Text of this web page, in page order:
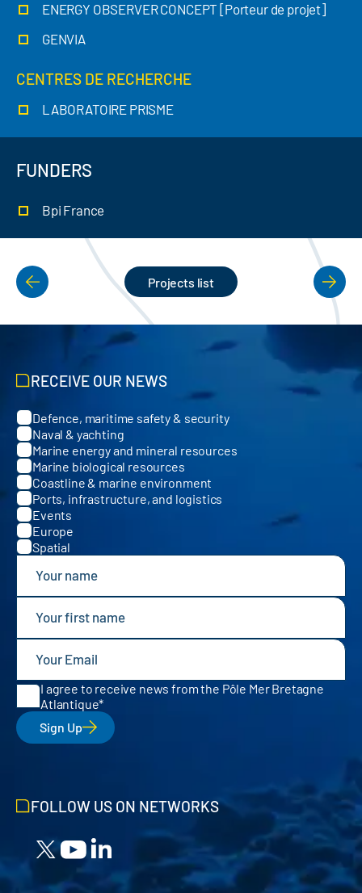
ENERGY OBSERVER CONCEPT [Porteur de projet]
GENVIA
CENTRES DE RECHERCHE
LABORATOIRE PRISME
FUNDERS
Bpi France
PAGINATION
Projects list
RECEIVE OUR NEWS
Categories
Defence, maritime safety & security
Naval & yachting
Marine energy and mineral resources
Marine biological resources
Coastline & marine environment
Ports, infrastructure, and logistics
Events
Europe
Spatial
I agree to receive news from the Pôle Mer Bretagne
Atlantique
Sign Up
FOLLOW US ON NETWORKS